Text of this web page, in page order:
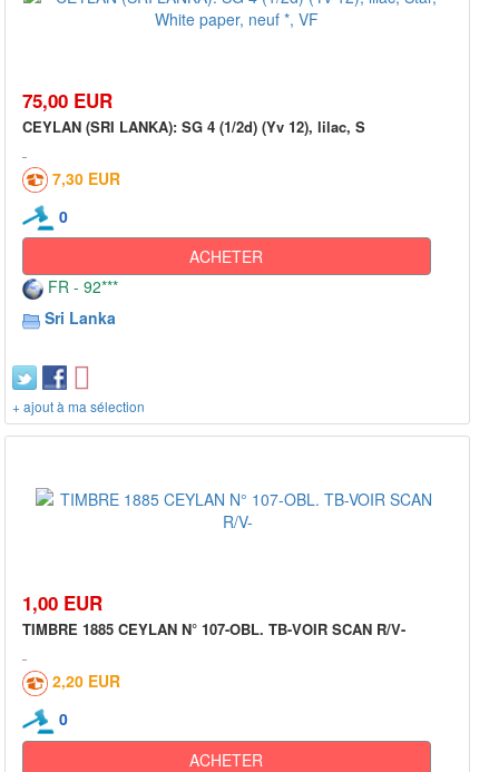
75,00 EUR
CEYLAN (SRI LANKA): SG 4 (1/2d) (Yv 12), lilac, S
7,30 EUR
0
ACHETER
FR - 92***
Sri Lanka
+ ajout à ma sélection
1,00 EUR
TIMBRE 1885 CEYLAN N° 107-OBL. TB-VOIR SCAN R/V-
2,20 EUR
0
ACHETER